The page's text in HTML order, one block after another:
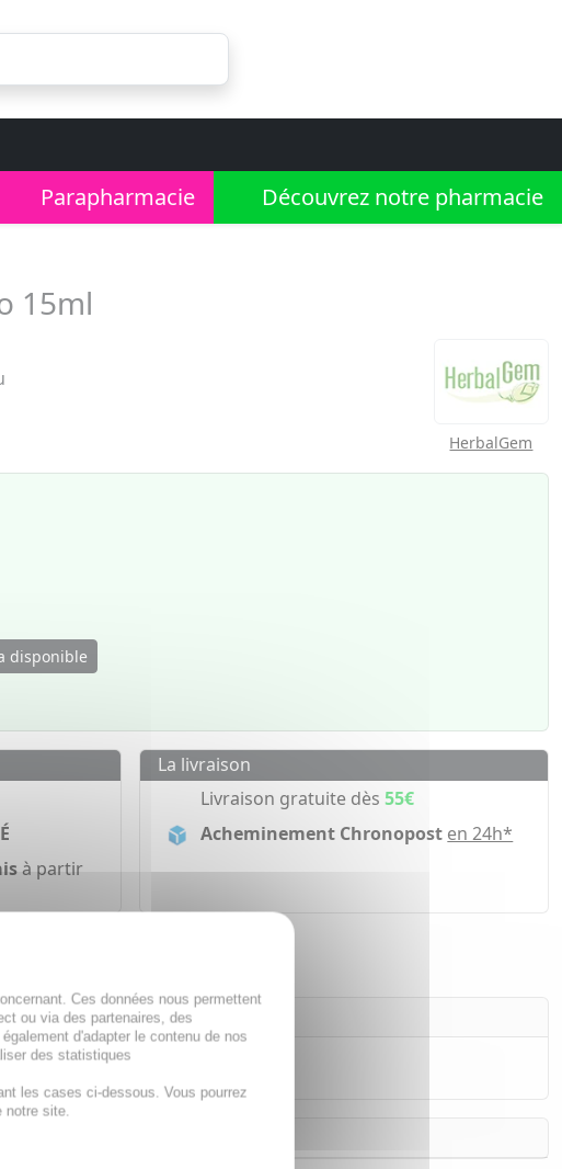
Parapharmacie Découvrez notre pharmacie
15ml
HerbalGem
disponible
à partir
La livraison
Livraison gratuite dès55€
Acheminement Chronopost en 24h*
de Romarin.
Ces données nous permettent
ou via des partenaires, des
d'adapter le contenu de nos
des statistiques
les cases ci-dessous. Vous pourrez
notre site.